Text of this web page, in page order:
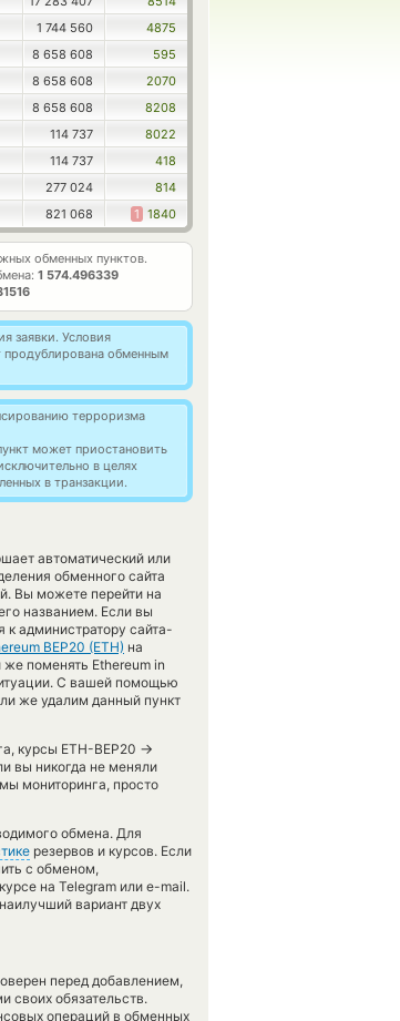
1 744 560
4875
8 658 608
595
8 658 608
2070
8 658 608
8208
114 737
8022
114 737
418
277 024
814
821 068 1 1840
обменных пунктов.
1 574.496339
заявки. Условия
продублирована обменным
терроризма
может приостановить
в целях
в транзакции.
автоматический или
обменного сайта
Вы можете перейти на
названием. Если вы
администратору сайта-
BEP20 (ETH) на
поменять Ethereum in
С вашей помощью
же удалим данный пункт
курсы ETH-BEP20 →
вы никогда не меняли
мониторинга, просто
обмена. Для
резервов и курсов. Если
с обменом,
на Telegram или e-mail.
вариант двух
перед добавлением,
своих обязательств.
операций в обменных